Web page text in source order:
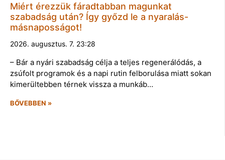
Miért érezzük fáradtabban magunkat
szabadság után? Így győzd le a nyaralás-
másnaposságot!
2026. augusztus. 7. 23:28
– Bár a nyári szabadság célja a teljes regenerálódás, a
zsúfolt programok és a napi rutin felborulása miatt sokan
kimerültebben térnek vissza a munkáb…
BŐVEBBEN »